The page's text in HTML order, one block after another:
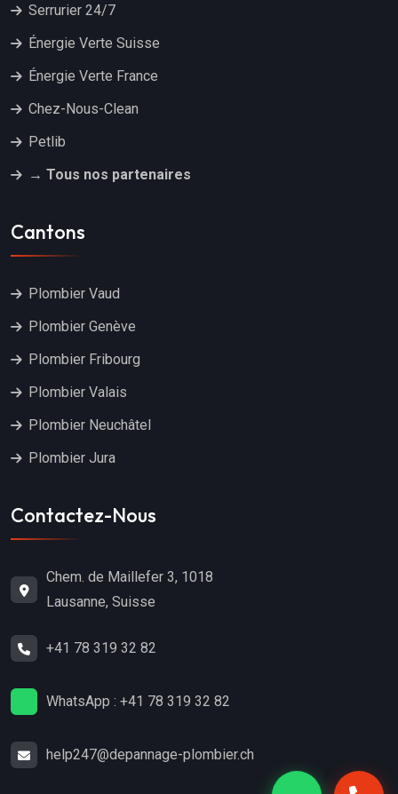
Serrurier 24/7
Énergie Verte Suisse
Énergie Verte France
Chez-Nous-Clean
Petlib
→ Tous nos partenaires
Cantons
Plombier Vaud
Plombier Genève
Plombier Fribourg
Plombier Valais
Plombier Neuchâtel
Plombier Jura
Contactez-Nous
Chem. de Maillefer 3, 1018
Lausanne, Suisse
+41 78 319 32 82
WhatsApp : +41 78 319 32 82
help247@depannage-plombier.ch